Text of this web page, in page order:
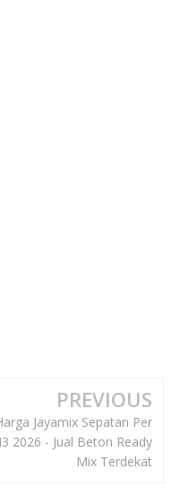
PREVIOUS
Jayamix Sepatan Per
2026 - Jual Beton Ready
Mix Terdekat